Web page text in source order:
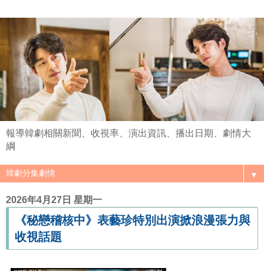
報導韓劇相關新聞、收視率、演出資訊、播出日期、劇情大
綱
▼
2026年4月27日 星期一
《秘戀稽核中》表藝珍特別出演掀浪漫張力與
收視話題